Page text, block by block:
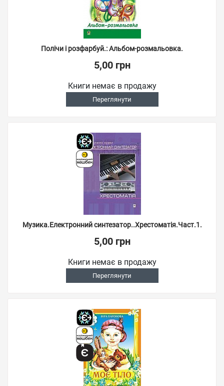
Полічи і розфарбуй.: Альбом-розмальовка.
5,00 грн
Книги немає в продажу
Переглянути
Музика.Електронний синтезатор..Хрестоматія.Част.1.
5,00 грн
Книги немає в продажу
Переглянути